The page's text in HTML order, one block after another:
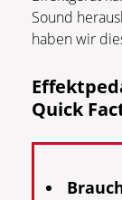
Sound
haben wir
Quick